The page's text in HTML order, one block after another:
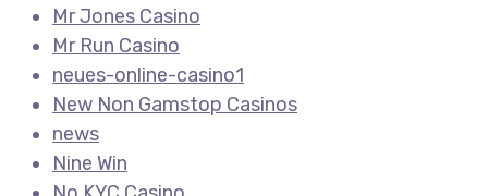
Mr Jones Casino
Mr Run Casino
neues-online-casino1
New Non Gamstop Casinos
news
Nine Win